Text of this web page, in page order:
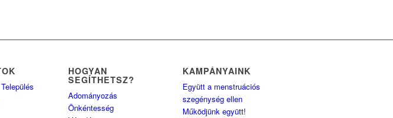
HOGYAN
SEGÍTHETSZ?
Adományozás
Önkéntesség
KAMPÁNYAINK
Együtt a menstruációs
szegénység ellen
Működjünk együtt!